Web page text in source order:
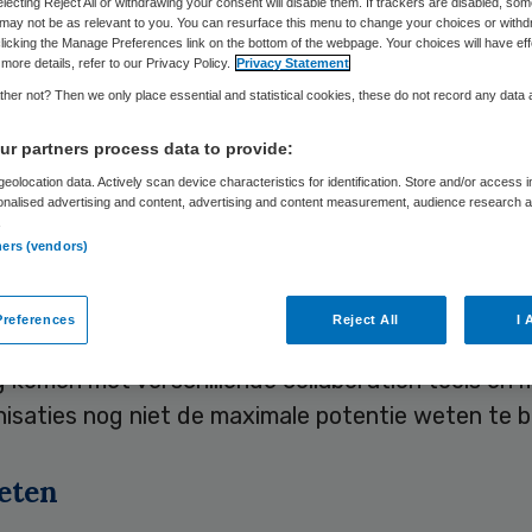
Skipr Redactie 25 augustus 2014,11:32
van collaboration tools, software om samen
te winnen. Dit blijkt uit onderzoek van YSE
bij vijf verschillende organisaties.
professionals uit het
YSE Information
hebben dit onderzoek uitgevoerd omdat zij
komen met verschillende collaboration tools en
nog niet de maximale potentie weten te
not be as relevant to you. You can resurface this menu to change your choices or
the Manage Preferences link on the bottom of the webpage. Your choices will have
details, refer to our Privacy Policy. Privacy Statement
not? Then we only place essential and statistical cookies, these do not record any data
partners process data to provide:
data. Actively scan device characteristics for identification. Store and/or access
advertising and content, advertising and content measurement, audience research
(vendors)
Reject All I